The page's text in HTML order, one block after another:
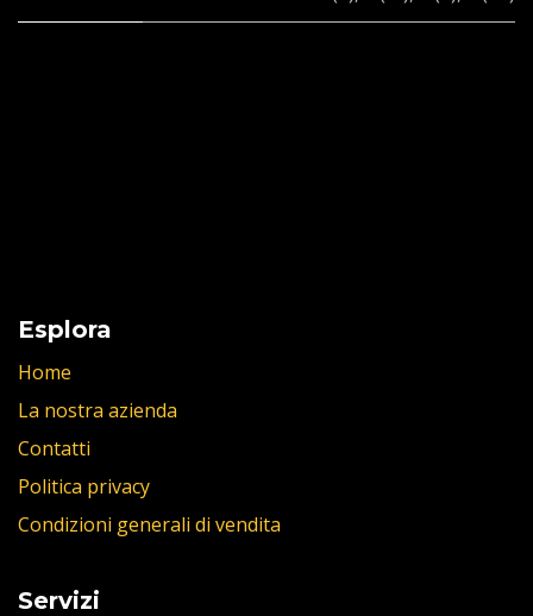
Esplora
Home
La nostra azienda
Contatti
Politica privacy
Condizioni generali di vendita
Servizi